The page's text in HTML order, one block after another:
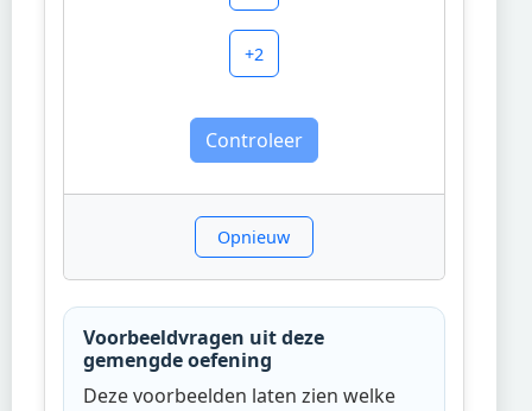
+2
Controleer
Opnieuw
Voorbeeldvragen uit deze
gemengde oefening
Deze voorbeelden laten zien welke